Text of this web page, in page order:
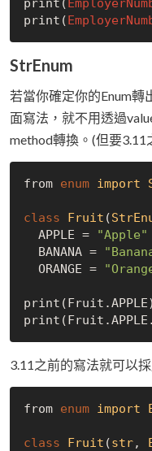
print(
StrEnum
若當你確定你的Enum轉
面寫法，就不用透過
method轉換。(但要3.11
from enum import
class Fruit (
  APPLE =
"Apple"
  BANANA =
  ORANGE =
3.11之前的寫法就可以
from enum import
class Fruit (str,